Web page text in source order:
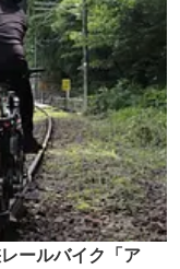
ールバイク「ア